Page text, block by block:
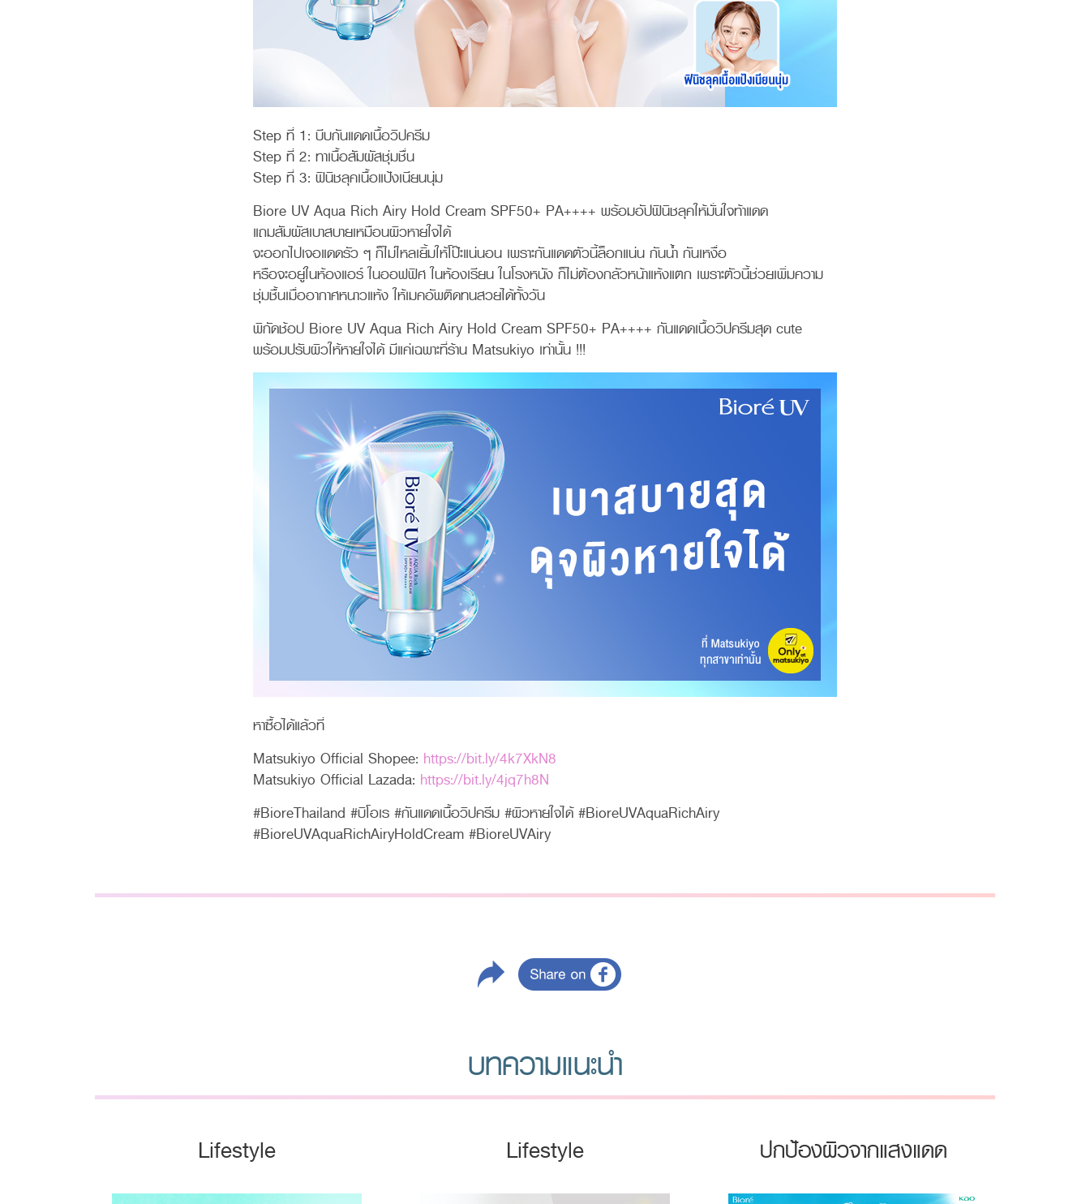
Step ที่ 1: บีบกันแดดเนื้อวิปครีม
Step ที่ 2: ทาเนื้อสัมผัสชุ่มชื่น
Step ที่ 3: ฟินิชลุคเนื้อแป้งเนียนนุ่ม
Biore UV Aqua Rich Airy Hold Cream SPF50+ PA++++ พร้อมอัปฟินิชลุคให้มั่นใจท้าแดด
แถมสัมผัสเบาสบายเหมือนผิวหายใจได้
จะออกไปเจอแดดรัว ๆ ก็ไม่ไหลเยิ้มให้โป๊ะแน่นอน เพราะกันแดดตัวนี้ล็อกแน่น กันน้ำ กันเหงื่อ
หรือจะอยู่ในห้องแอร์ ในออฟฟิศ ในห้องเรียน ในโรงหนัง ก็ไม่ต้องกลัวหน้าแห้งแตก เพราะตัวนี้ช่วยเพิ่มความ
ชุ่มชื้นเมื่ออากาศหนาวแห้ง ให้เมคอัพติดทนสวยได้ทั้งวัน
พิกัดช้อป Biore UV Aqua Rich Airy Hold Cream SPF50+ PA++++ กันแดดเนื้อวิปครีมสุด cute
พร้อมปรับผิวให้หายใจได้ มีแค่เฉพาะที่ร้าน Matsukiyo เท่านั้น !!!
หาซื้อได้แล้วที่
Matsukiyo Official Shopee: https://bit.ly/4k7XkN8
Matsukiyo Official Lazada: https://bit.ly/4jq7h8N
#BioreThailand #บิโอเร #กันแดดเนื้อวิปครีม #ผิวหายใจได้ #BioreUVAquaRichAiry
#BioreUVAquaRichAiryHoldCream #BioreUVAiry
บทความแนะนำ
Lifestyle Lifestyle ปกป้องผิวจากแสงแดด